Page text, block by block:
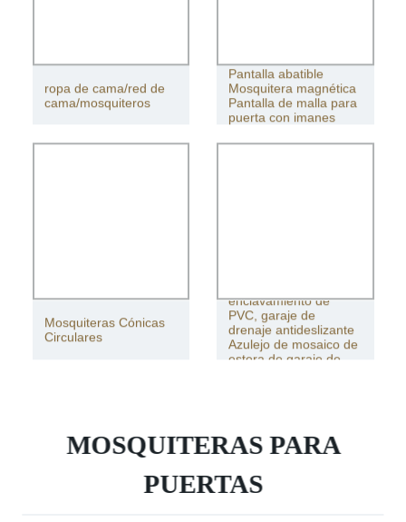
ropa de cama/red de
cama/mosquiteros
Pantalla abatible
Mosquitera magnética
Pantalla de malla para
puerta con imanes
Mosquiteras Cónicas
Circulares
enclavamiento de
PVC, garaje de
drenaje antideslizante
Azulejo de mosaico de
estera de garaje de
MOSQUITERAS PARA
PUERTAS